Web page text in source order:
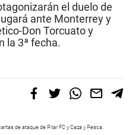
el duelo de
ante Monterrey y
Don Torcuato y
la 3ª fecha.
de ataque de Pilar FC y Caza y Pesca.